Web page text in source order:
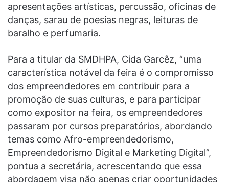
apresentações artísticas, percussão, oficinas de
danças, sarau de poesias negras, leituras de
baralho e perfumaria.
Para a titular da SMDHPA, Cida Garcêz, “uma
característica notável da feira é o compromisso
dos empreendedores em contribuir para a
promoção de suas culturas, e para participar
como expositor na feira, os empreendedores
passaram por cursos preparatórios, abordando
temas como Afro-empreendedorismo,
Empreendedorismo Digital e Marketing Digital”,
pontua a secretária, acrescentando que essa
abordagem visa não apenas criar oportunidades